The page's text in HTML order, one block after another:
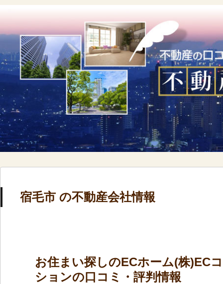
宿毛市 の不動産会社情報
お住まい探しのECホーム(株)EC
ションの口コミ・評判情報